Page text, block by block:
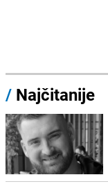
/ Najčitanije